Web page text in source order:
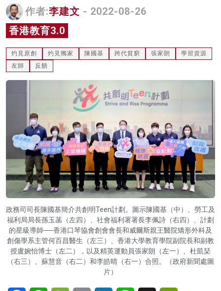
灼見活動
關於我們
作者:李建文 - 2022-08-26
香港教育3.0
灼見原創 灼見獨家 陳國基 跨代貧窮 張家朗
學習資源
友師
反饋
政務司司長陳國基簡介共創明Teen計劃。圖示陳國基（中）、勞工及
福利局局長孫玉菡（左四）、社會福利署署長李佩詩（右四）、計劃
的星級導師──香港口琴協會創會會長和威爾斯親王醫院矯形外科及
創傷學系主管何百昌醫生（左三）、香港大學教育學院副院長和副教
授盧婉怡博士（左二），以及精英運動員張家朗（左一）、杜凱琹
（右三）、蘇慧音（右二）和李皓晴（右一）合照。（政府新聞處圖
片）